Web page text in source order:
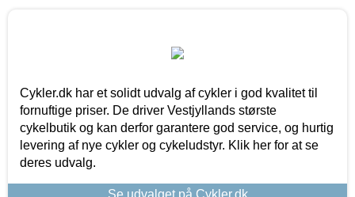
Cykler.dk har et solidt udvalg af cykler i god kvalitet til
fornuftige priser. De driver Vestjyllands største
cykelbutik og kan derfor garantere god service, og hurtig
levering af nye cykler og cykeludstyr. Klik her for at se
deres udvalg.
Se udvalget på Cykler.dk